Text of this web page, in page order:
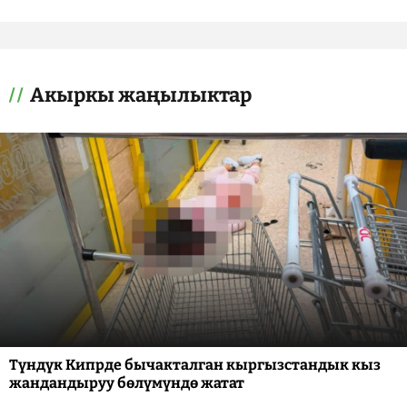
Акыркы жаңылыктар
Түндүк Кипрде бычакталган кыргызстандык кыз
жандандыруу бөлүмүндө жатат